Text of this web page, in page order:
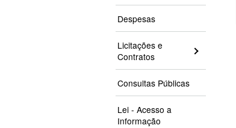
Despesas
Licitações e
Contratos
Consultas Públicas
Lei - Acesso a
Informação